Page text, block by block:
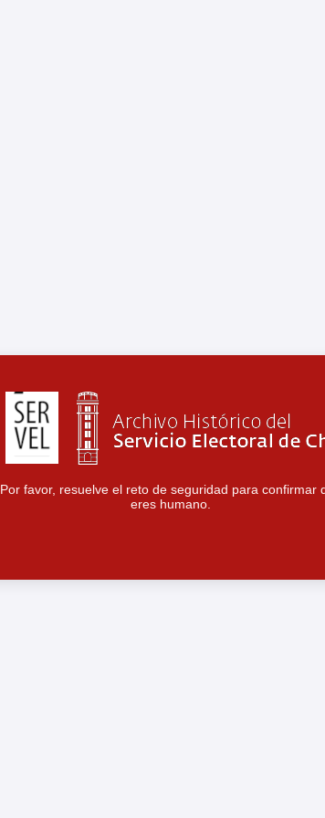
Por favor, resuelve el reto de seguridad para confirmar
eres humano.